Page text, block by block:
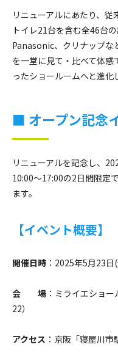
リニューアルにあたり、
トイレ21台を含む全46台
Panasonic、クリナップな
を一堂に見て・比べて体
ったショールームへと進化
■ オープン記念
リニューアルを記念し、
10:00～17:00の2日間限定
ます。
【イベント概要】
開催日時 ：2025年5月23
会 場 ：ミライエショ
22）
アクセス ：京阪「寝屋川